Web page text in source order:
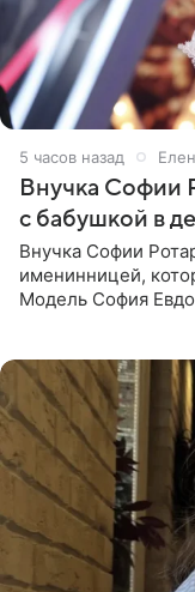
5 часов назад
Внучка Софии
с бабушкой в
Внучка Софии
именинницей,
Модель София